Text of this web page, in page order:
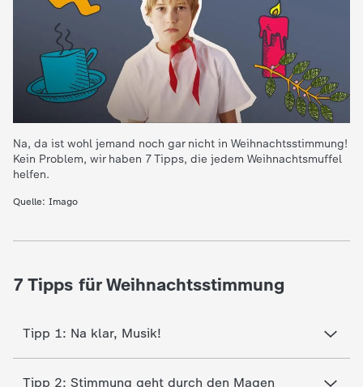
n
Na, da ist wohl jemand noch gar nicht in Weihnachtsstimmung!
Kein Problem, wir haben 7 Tipps, die jedem Weihnachtsmuffel
helfen.
Quelle: Imago
7 Tipps für Weihnachtsstimmung
Tipp 1: Na klar, Musik!
Tipp 2: Stimmung geht durch den Magen